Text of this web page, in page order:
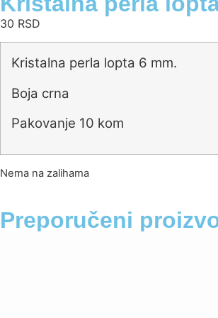
30 RSD
Kristalna perla lopta 6 mm.
Boja crna
Pakovanje 10 kom
Nema na zalihama
Preporučeni